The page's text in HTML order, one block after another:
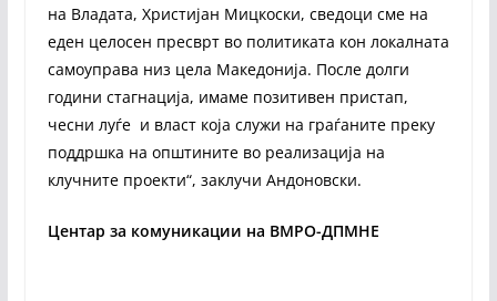
на Владата, Христијан Мицкоски, сведоци сме на
еден целосен пресврт во политиката кон локалната
самоуправа низ цела Македонија. После долги
години стагнација, имаме позитивен пристап,
чесни луѓе и власт која служи на граѓаните преку
поддршка на општините во реализација на
клучните проекти“, заклучи Андоновски.
Центар за комуникации на ВМРО-ДПМНЕ